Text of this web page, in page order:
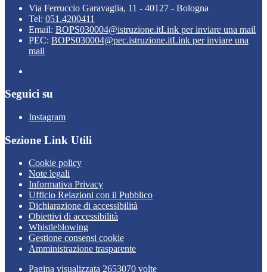
Via Ferruccio Garavaglia, 11 - 40127 - Bologna
Tel: 051.4200411
Email: BOPS030004@istruzione.itLink per inviare una mail
PEC: BOPS030004@pec.istruzione.itLink per inviare una
mail
Seguici su
Instagram
Sezione Link Utili
Cookie policy
Note legali
Informativa Privacy
Ufficio Relazioni con il Pubblico
Dichiarazione di accessibilità
Obiettivi di accessibilità
Whistleblowing
Gestione consensi cookie
Amministrazione trasparente
Pagina visualizzata 2653070 volte